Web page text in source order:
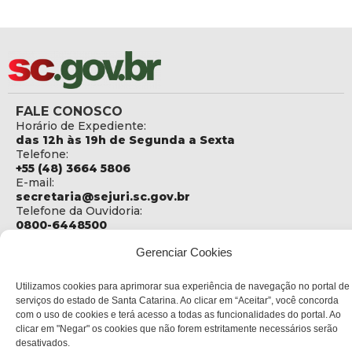
Gerenciar Cookies
Utilizamos cookies para aprimorar sua experiência de navegação no portal de
serviços do estado de Santa Catarina. Ao clicar em “Aceitar”, você concorda
com o uso de cookies e terá acesso a todas as funcionalidades do portal. Ao
clicar em "Negar" os cookies que não forem estritamente necessários serão
desativados.
FALE CONOSCO
Horário de Expediente:
das 12h às 19h de Segunda a Sexta
Telefone:
+55 (48) 3664 5806
E-mail:
secretaria@sejuri.sc.gov.br
Telefone da Ouvidoria:
0800-6448500
Social
Rua Fúlvio Aducci, 1214 - Loja 06
Bairro:
Estreito - Florianópolis - SC